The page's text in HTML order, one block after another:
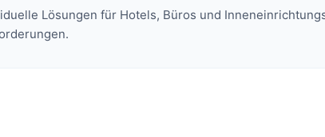
Lösungen für Hotels, Büros und